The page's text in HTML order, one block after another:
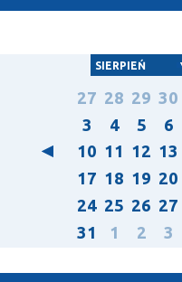
SIERPIEŃ
27 28 29 30
3
4 5 6
10 11 12 13
17 18 19 20
24 25 26 27
31
1 2 3